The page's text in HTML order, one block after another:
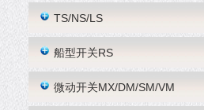
TS/NS/LS
船型开关RS
微动开关MX/DM/SM/VM